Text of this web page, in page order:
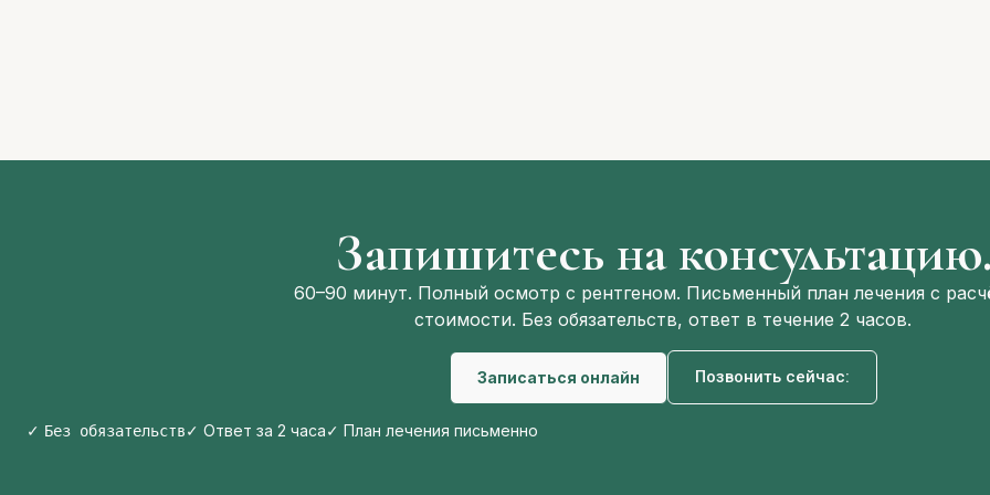
Запишитесь на консультацию.
60–90 минут. Полный осмотр с рентгеном. Письменный план лечения с
стоимости. Без обязательств, ответ в течение 2 часов.
Записаться онлайн Позвонить сейчас:
✓ Без обязательств✓ Ответ за 2 часа✓ План лечения письменно